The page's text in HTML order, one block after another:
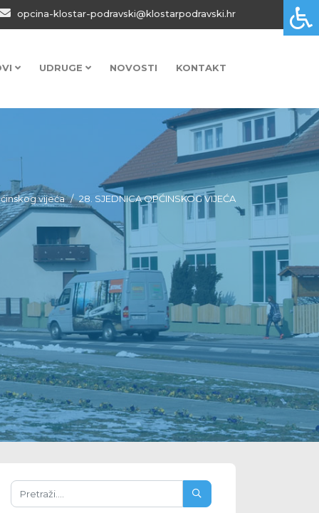
opcina-klostar-podravski@klostarpodravski.hr
UDRUGE NOVOSTI KONTAKT
vijeća 28. SJEDNICA OPĆINSKOG VIJEĆA